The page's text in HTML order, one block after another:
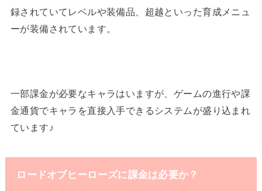
録されていてレベルや装備品、超越といった育成メニュ
ーが装備されています。
一部課金が必要なキャラはいますが、ゲームの進行や課
金通貨でキャラを直接入手できるシステムが盛り込まれ
ています♪
ロードオブヒーローズに課金は必要か？